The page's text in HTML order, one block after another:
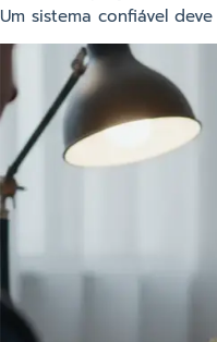
Um sistema confiável